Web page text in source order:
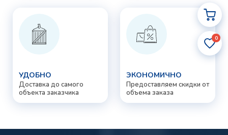
0
УДОБНО
Доставка до самого
объекта заказчика
ЭКОНОМИЧНО
Предоставляем скидки от
объема заказа